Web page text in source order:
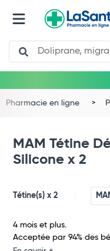
Search
Total
Pharmacie en ligne
MAM Tétine
Silicone x 2
Tétine(s) x 2
4 mois et plus.
Acceptée par 94% des